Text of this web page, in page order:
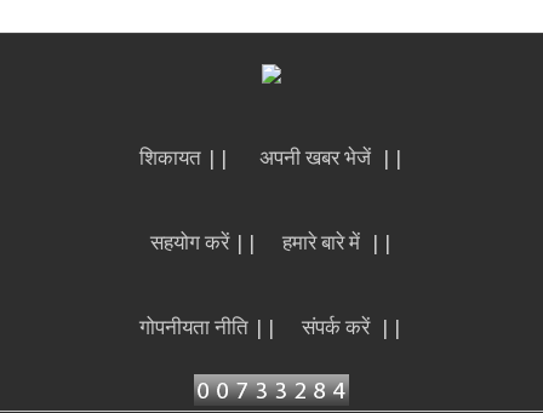
शिकायत || अपनी खबर भेजें ||
सहयोग करें || हमारे बारे में ||
गोपनीयता नीति || संपर्क करें ||